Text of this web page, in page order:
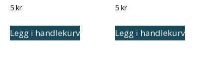
5 kr
Legg i handlekurv
5kr
Legg i handlekurv